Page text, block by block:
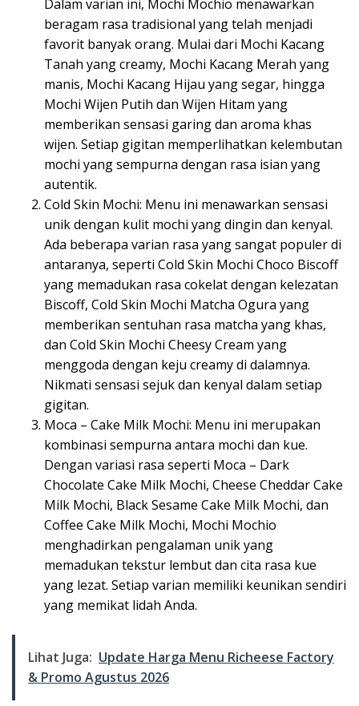
Dalam varian ini, Mochi Mochio menawarkan
beragam rasa tradisional yang telah menjadi
favorit banyak orang. Mulai dari Mochi Kacang
Tanah yang creamy, Mochi Kacang Merah yang
manis, Mochi Kacang Hijau yang segar, hingga
Mochi Wijen Putih dan Wijen Hitam yang
memberikan sensasi garing dan aroma khas
wijen. Setiap gigitan memperlihatkan kelembutan
mochi yang sempurna dengan rasa isian yang
autentik.
Cold Skin Mochi: Menu ini menawarkan sensasi
unik dengan kulit mochi yang dingin dan kenyal.
Ada beberapa varian rasa yang sangat populer di
antaranya, seperti Cold Skin Mochi Choco Biscoff
yang memadukan rasa cokelat dengan kelezatan
Biscoff, Cold Skin Mochi Matcha Ogura yang
memberikan sentuhan rasa matcha yang khas,
dan Cold Skin Mochi Cheesy Cream yang
menggoda dengan keju creamy di dalamnya.
Nikmati sensasi sejuk dan kenyal dalam setiap
gigitan.
Moca – Cake Milk Mochi: Menu ini merupakan
kombinasi sempurna antara mochi dan kue.
Dengan variasi rasa seperti Moca – Dark
Chocolate Cake Milk Mochi, Cheese Cheddar Cake
Milk Mochi, Black Sesame Cake Milk Mochi, dan
Coffee Cake Milk Mochi, Mochi Mochio
menghadirkan pengalaman unik yang
memadukan tekstur lembut dan cita rasa kue
yang lezat. Setiap varian memiliki keunikan sendiri
yang memikat lidah Anda.
Lihat Juga: Update Harga Menu Richeese Factory
& Promo Agustus 2026